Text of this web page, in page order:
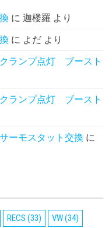
に 迦楼羅 より
に よだ より
ランプ点灯 ブースト
ランプ点灯 ブースト
モスタット交換 に
RECS (33) VW(34)